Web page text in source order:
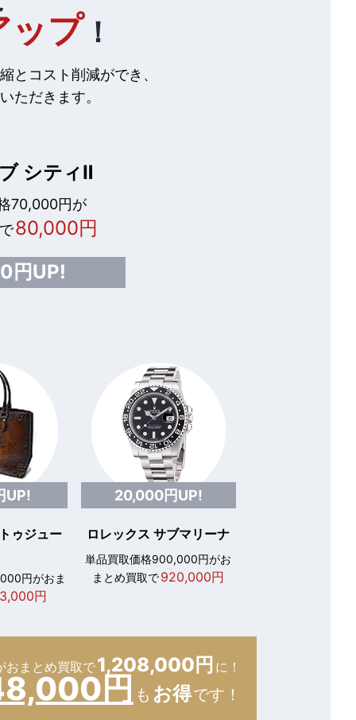
ップ ！
とコスト削減ができ、
ただきます。
シティⅡ
70,000円が
80,000円
円UP!
UP!
ゥジュー
円がおま
円
20,000円UP!
ロレックス サブマリーナ
単品買取価格900,000円がお
まとめ買取で920,000円
おまとめ買取で1,208,000円 に！
円 も お得です！